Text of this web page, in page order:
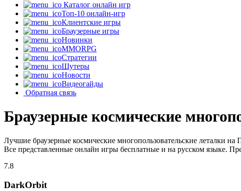
Каталог онлайн игр
Топ-10 онлайн-игр
Клиентские игры
Браузерные игры
Новинки
MMORPG
Стратегии
Шутеры
Новости
Видеогайды
Обратная связь
Браузерные космические
Лучшие браузерные космические многопользовательские леталки
Все представленные онлайн игры бесплатные и на русском языке.
7.8
DarkOrbit